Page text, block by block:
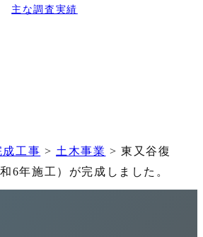
主な調査実績
成工事 >土木事業 >東又谷復
6年施工）が完成しました。